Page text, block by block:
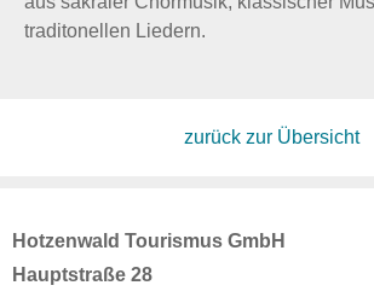
traditonellen Liedern.
zurück zur Übersicht
Hotzenwald Tourismus GmbH
Hauptstraße 28